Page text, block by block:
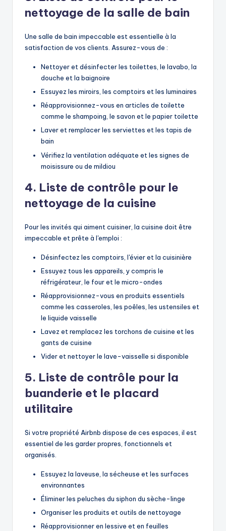
nettoyage de la salle de bain
Une salle de bain impeccable est essentielle à la
satisfaction de vos clients. Assurez-vous de :
Nettoyer et désinfecter les toilettes, le lavabo, la
douche et la baignoire
Essuyez les miroirs, les comptoirs et les luminaires
Réapprovisionnez-vous en articles de toilette
comme le shampoing, le savon et le papier toilette
Laver et remplacer les serviettes et les tapis de
bain
Vérifiez la ventilation adéquate et les signes de
moisissure ou de mildiou
4. Liste de contrôle pour le
nettoyage de la cuisine
Pour les invités qui aiment cuisiner, la cuisine doit être
impeccable et prête à l'emploi :
Désinfectez les comptoirs, l'évier et la cuisinière
Essuyez tous les appareils, y compris le
réfrigérateur, le four et le micro-ondes
Réapprovisionnez-vous en produits essentiels
comme les casseroles, les poêles, les ustensiles et
le liquide vaisselle
Lavez et remplacez les torchons de cuisine et les
gants de cuisine
Vider et nettoyer le lave-vaisselle si disponible
5. Liste de contrôle pour la
buanderie et le placard
utilitaire
Si votre propriété Airbnb dispose de ces espaces, il est
essentiel de les garder propres, fonctionnels et
organisés.
Essuyez la laveuse, la sécheuse et les surfaces
environnantes
Éliminer les peluches du siphon du sèche-linge
Organiser les produits et outils de nettoyage
Réapprovisionner en lessive et en feuilles